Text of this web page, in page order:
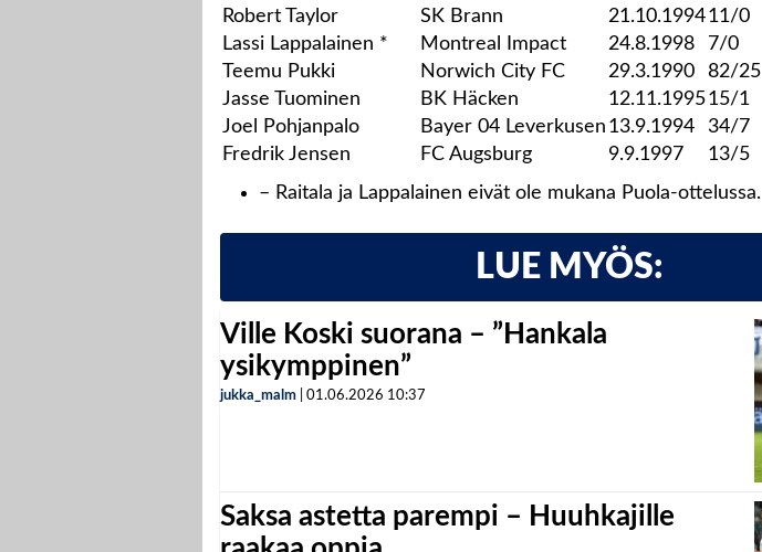
Robert Taylor
SK Brann 21.10.199411/0
Lassi Lappalainen *
Montreal Impact 24.8.1998
7/0
Teemu Pukki
Norwich City FC 29.3.1990
82/25
Jasse Tuominen
BK Häcken 12.11.199515/1
Joel Pohjanpalo
Bayer 04 Leverkusen 13.9.1994
34/7
Fredrik Jensen
FC Augsburg 9.9.1997
13/5
– Raitala ja Lappalainen eivät ole mukana Puola-ottelussa.
LUE MYÖS:
Ville Koski suorana – ”Hankala
ysikymppinen”
jukka_malm 01.06.2026 10:37
Saksa astetta parempi – Huuhkajille